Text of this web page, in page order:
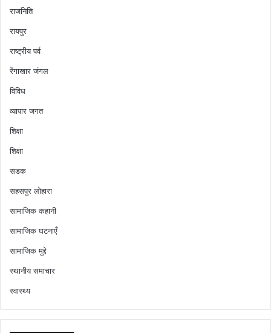
राजनिति
रायपुर
राष्ट्रीय पर्व
रेंगाखार जंगल
विविध
व्यापार जगत
शिक्षा
शिक्षा
सडक
सहसपुर लोहारा
सामाजिक कहानी
सामाजिक घटनाएँ
सामाजिक मुद्दे
स्थानीय समाचार
स्वास्थ्य